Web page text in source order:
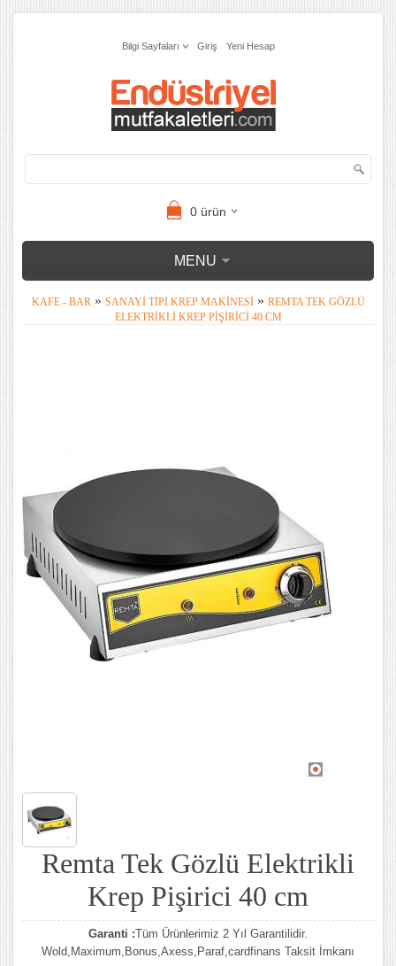
Bilgi Sayfaları Giriş Yeni Hesap
0ürün
MENU
KAFE - BAR » SANAYI TIPI KREP MAKINESI» REMTA TEK GÖZLÜ
ELEKTRIKLI KREP PIŞIRICI 40 CM
Remta Tek Gözlü Elektrikli
Krep Pişirici 40 cm
Garanti :Tüm Ürünlerimiz 2 Yıl Garantilidir.
Wold,Maximum,Bonus,Axess,Paraf,cardfinans Taksit İmkanı